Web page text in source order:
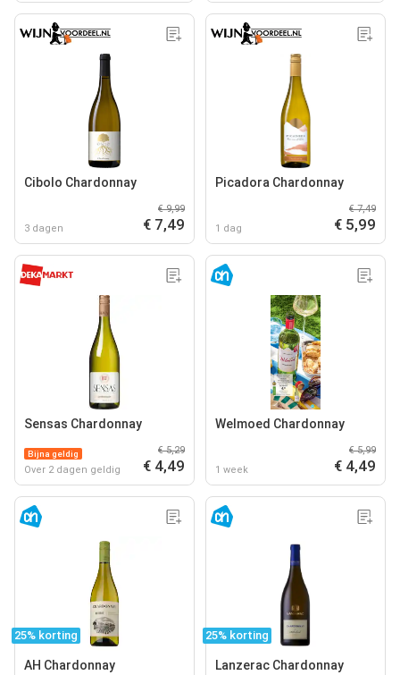
Cibolo Chardonnay
3 dagen
€ 9,99
€ 7,49
Picadora Chardonnay
1 dag
€ 7,49
€ 5,99
Sensas Chardonnay
Bijna geldig
Over 2 dagen geldig
€ 5,29
€ 4,49
Welmoed Chardonnay
1 week
€ 5,99
€ 4,49
25% korting
AH Chardonnay
25% korting
Lanzerac Chardonnay